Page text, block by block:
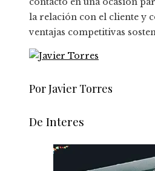
la relación con el cliente y
ventajas competitivas
Por Javier Torres
De Interes